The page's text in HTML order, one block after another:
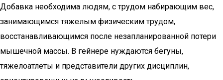
Добавка необходима людям, с трудом набирающим вес,
занимающимся тяжелым физическим трудом,
восстанавливающимся после незапланированной потери
мышечной массы. В гейнере нуждаются бегуны,
тяжелоатлеты и представители других дисциплин,